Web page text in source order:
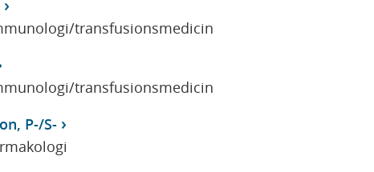
transfusionsmedicin
transfusionsmedicin
P-/S-